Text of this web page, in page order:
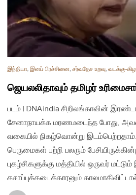
இந்தியா, இனப் பிரச்சினை, சர்வதேச உறவு, வடக்கு-
ஜெயலலிதாவும் தமிழர்
படம் | DNAindia சிறிலங்காவின்
சேனாநாயக்க மரணமடைந்த போது,
வகையில் நிகழ்வொன்று
பெருமைகள் பற்றி பலரும்
புகழ்சிகளுக்கு மத்தியில் ஒருவர்
கசாப்புக்கடைக்காரனும்